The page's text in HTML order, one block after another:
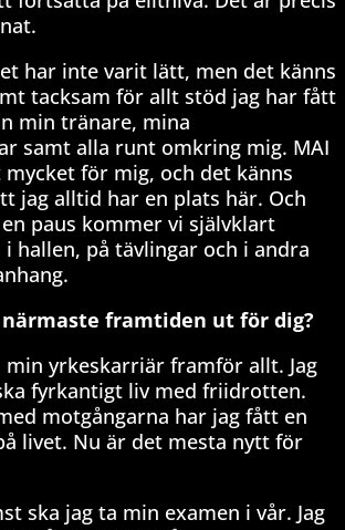
har inte varit lätt, men det känns
tacksam för allt stöd jag har fått
min tränare, mina
samt alla runt omkring mig. MAI
för mig, och det känns
jag alltid har en plats här. Och
paus kommer vi självklart
hallen, på tävlingar och i andra
närmaste framtiden ut för dig?
min yrkeskarriär framför allt. Jag
fyrkantigt liv med friidrotten.
motgångarna har jag fått en
livet. Nu är det mesta nytt för
ska jag ta min examen i vår. Jag